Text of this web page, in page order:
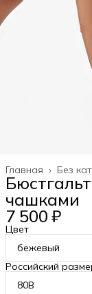
Без
Главная ›
чашками
7 500 ₽
Цвет
бежевый
Российский
80B